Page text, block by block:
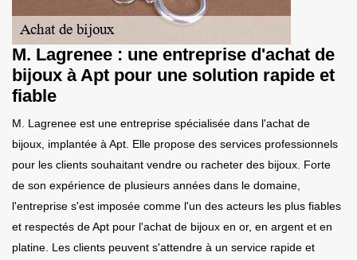
M. Lagrenee : une entreprise d'achat de
bijoux à Apt pour une solution rapide et
fiable
M. Lagrenee est une entreprise spécialisée dans l'achat de
bijoux, implantée à Apt. Elle propose des services professionnels
pour les clients souhaitant vendre ou racheter des bijoux. Forte
de son expérience de plusieurs années dans le domaine,
l'entreprise s'est imposée comme l'un des acteurs les plus fiables
et respectés de Apt pour l'achat de bijoux en or, en argent et en
platine. Les clients peuvent s'attendre à un service rapide et